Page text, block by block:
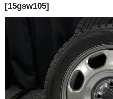
15インチ：冬タイヤホイー
16インチ：冬タイヤホイー
17インチ：冬タイヤホイー
18インチ：冬タイヤホイー
[15gsw105]